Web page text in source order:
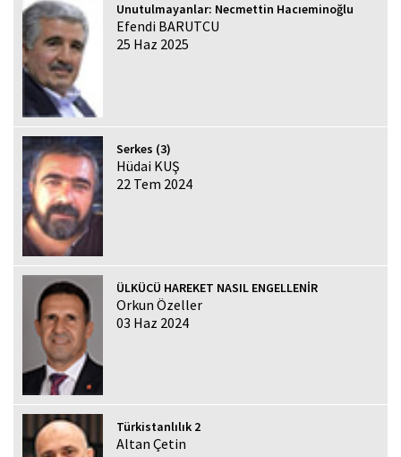
Unutulmayanlar: Necmettin Hacıeminoğlu
Efendi BARUTCU
25 Haz 2025
Serkes (3)
Hüdai KUŞ
22 Tem 2024
ÜLKÜCÜ HAREKET NASIL ENGELLENİR
Orkun Özeller
03 Haz 2024
Türkistanlılık 2
Altan Çetin